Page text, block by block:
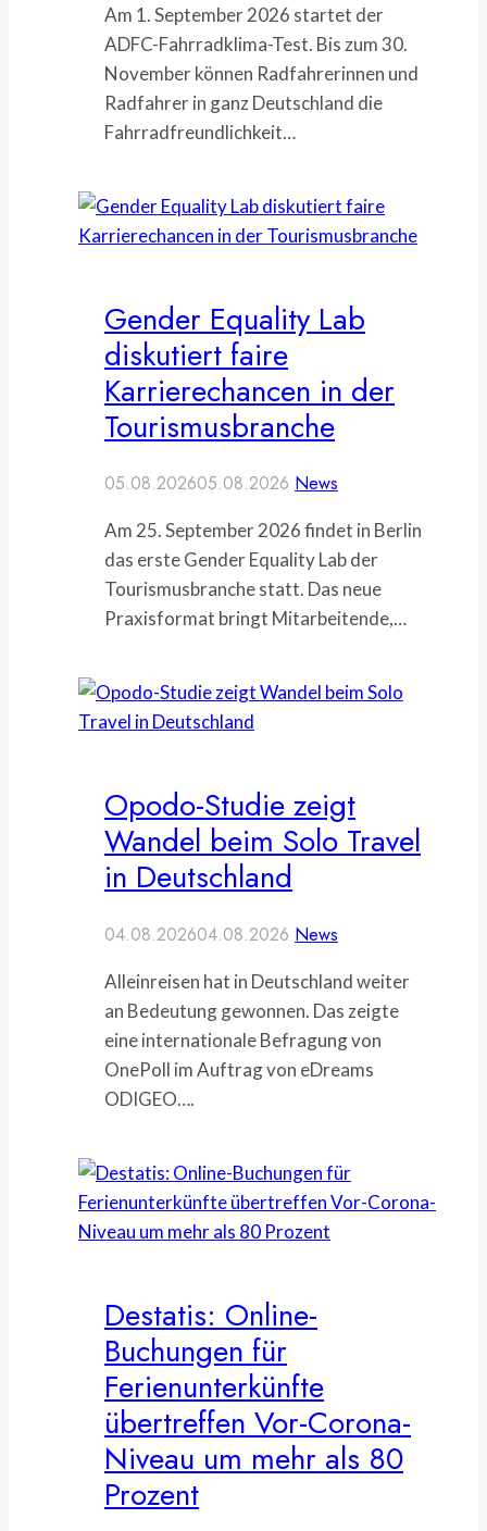
Am 1. September 2026 startet der
ADFC-Fahrradklima-Test. Bis zum 30.
November können Radfahrerinnen und
Radfahrer in ganz Deutschland die
Fahrradfreundlichkeit…
Gender Equality Lab
diskutiert faire
Karrierechancen in der
Tourismusbranche
05.08.202605.08.2026 News
Am 25. September 2026 findet in Berlin
das erste Gender Equality Lab der
Tourismusbranche statt. Das neue
Praxisformat bringt Mitarbeitende,…
Opodo-Studie zeigt
Wandel beim Solo Travel
in Deutschland
04.08.202604.08.2026 News
Alleinreisen hat in Deutschland weiter
an Bedeutung gewonnen. Das zeigte
eine internationale Befragung von
OnePoll im Auftrag von eDreams
ODIGEO….
Destatis: Online-
Buchungen für
Ferienunterkünfte
übertreffen Vor-Corona-
Niveau um mehr als 80
Prozent